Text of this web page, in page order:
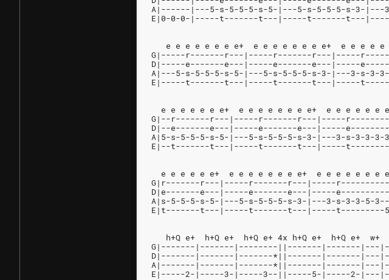
A|------|---5-s-5-5-5-s-5-|---5-s-5-5-5-s-3-
E|0-0-0-|-----t-------t---|-----t-------t---
e e e e e e e e+  e e e e e e e e+  e e e e
G|-----r-------r---|-----r-------r---|-----
D|-----e-------e---|-----e-------e---|-----
A|---5-s-5-5-5-s-5-|---5-s-5-5-5-s-3-|---3-s-
E|-----t-------t---|-----t-------t---|-----
e e e e e e e+  e e e e e e e e+  e e e e e e
G|--r-------r---|-----r-------r---|-----
D|--e-------e---|-----e-------e---|-----
A|5-s-5-5-5-s-5-|---5-s-5-5-5-s-3-|---3-s-3-
E|--t-------t---|-----t-------t---|-----
e e e e e e+  e e e e e e e e+  e e e e e e e
G|r-------r---|-----r-------r---|-----
D|e-------e---|-----e-------e---|-----
A|s-5-5-5-s-5-|---5-s-5-5-5-s-3-|---3-s-3-
E|t-------t---|-----t-------t---|-----t---------
h+Q e+  h+Q e+  h+Q e+ 4x h+Q e+  h+Q e+  w+
G|-------|-------|--------||-------|-------|---
D|-------|-------|-------*||-------|-------|---
A|-------|-------|-------*||-------|-------|---
E|-----2-|-----3-|-----3--||-----5-|-----2-|---